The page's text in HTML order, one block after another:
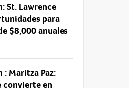
St. Lawrence
para
$8,000 anuales
: Maritza Paz:
convierte en